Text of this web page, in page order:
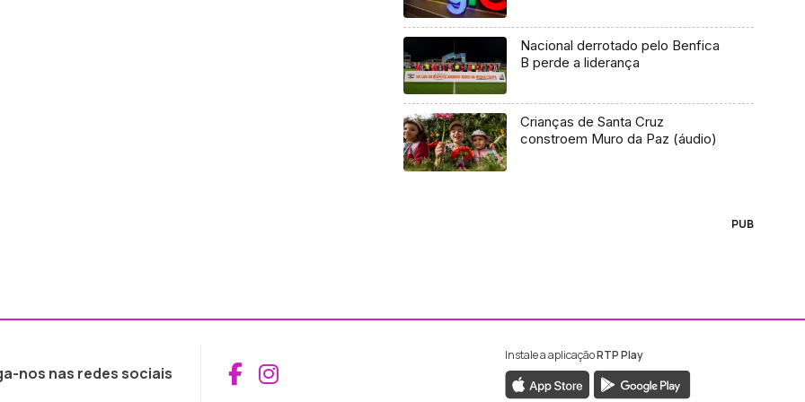
Nacional derrotado pelo Benfica
B perde a liderança
Crianças de Santa Cruz
constroem Muro da Paz (áudio)
PUB
nos nas redes sociais Aceder ao Facebook da RTP Madeira
Aceder ao Instagram da RTP Madeira
Instale a aplicaçãoRTP Play